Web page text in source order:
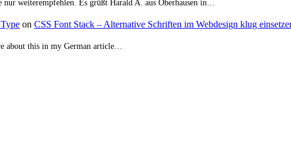
weiterempfehlen. Es grüßt Harald A. aus Oberhausen in…
on CSS Font Stack – Alternative Schriften im Webdesign klug
about this in my German article…